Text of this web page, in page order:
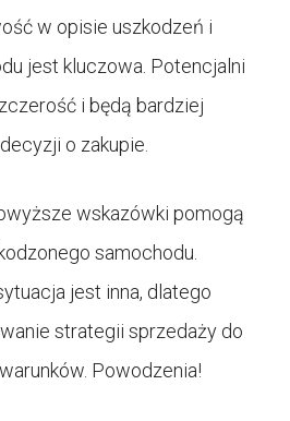
w opisie uszkodzeń i
jest kluczowa. Potencjalni
i będą bardziej
o zakupie.
wskazówki pomogą
samochodu.
jest inna, dlatego
strategii sprzedaży do
Powodzenia!